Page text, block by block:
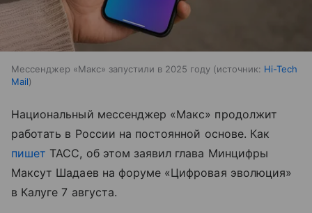
Мессенджер «Макс» запустили в 2025 году источник: Hi-Tech
Mail
Национальный мессенджер «Макс» продолжит
работать в России на постоянной основе. Как
пишет ТАСС, об этом заявил глава Минцифры
Максут Шадаев на форуме «Цифровая эволюция»
в Калуге 7 августа.